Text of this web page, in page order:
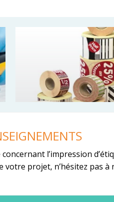
l’impression
votre projet, n’hésitez pas